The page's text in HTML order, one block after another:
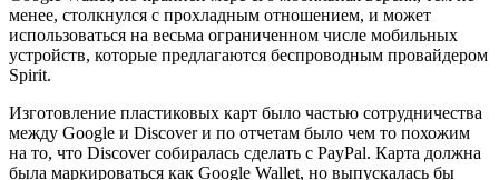
менее, столкнулся с прохладным отношением, и может
использоваться на весьма ограниченном числе мобильных
устройств, которые предлагаются беспроводным провайдером
Spirit.
Изготовление пластиковых карт было частью сотрудничества
между Google и Discover и по отчетам было чем то похожим
на то, что Discover собиралась сделать с PayPal. Карта должна
была маркироваться как Google Wallet, но выпускалась бы